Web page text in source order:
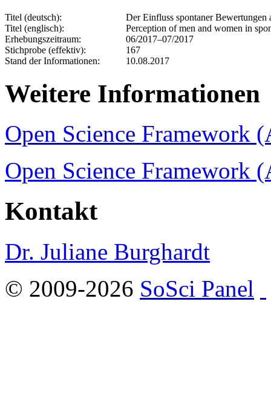
Titel (deutsch):
Der Einfluss spontaner
Titel (englisch):
Perception of men and women in
Erhebungszeitraum:
06/2017–07/2017
Stichprobe (effektiv):
167
Stand der Informationen:
10.08.2017
Weitere Informationen
Open Science Framework
Open Science Framework
Kontakt
Dr. Juliane Burghardt
© 2009-2026 SoSci Panel